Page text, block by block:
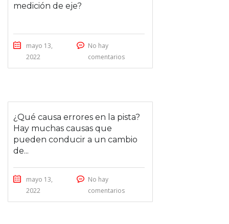
medición de eje?
mayo 13,
2022
No hay
comentarios
¿Qué causa errores en la pista?
Hay muchas causas que
pueden conducir a un cambio
de...
mayo 13,
2022
No hay
comentarios